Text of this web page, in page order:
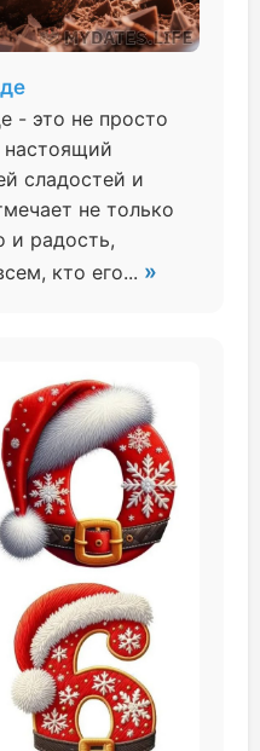
- это не просто
настоящий
сладостей и
не только
и радость,
кто его... »